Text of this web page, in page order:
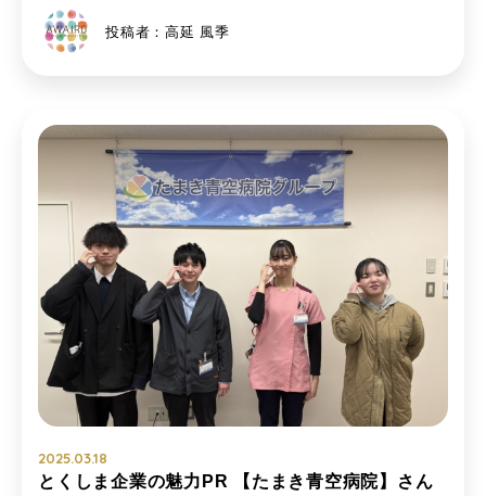
投稿者：高延 風季
2025.03.18
とくしま企業の魅力PR 【たまき青空病院】さん